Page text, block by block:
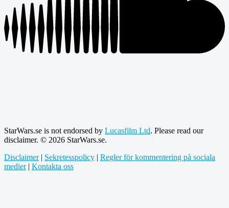
StarWars.se is not endorsed by Lucasfilm Ltd. Please read our
disclaimer. © 2026 StarWars.se.
Disclaimer| Sekretesspolicy | Regler för kommentering på sociala
medier| Kontakta oss